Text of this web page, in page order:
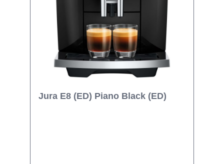
Jura E8 (ED) Piano Black (ED)